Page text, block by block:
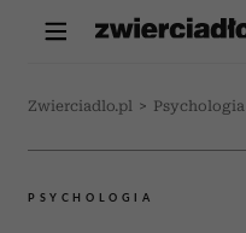
Zwierciadlo.pl > Psychologia
PSYCHOLOGIA